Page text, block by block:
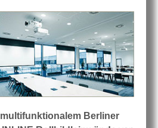
multifunktionalem Berliner